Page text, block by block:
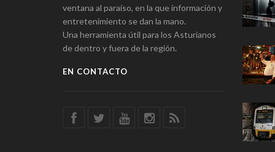
ventana al paraíso, en la que información y
entretenimiento se dan la mano.
Una herramienta útil para los Asturianos
de dentro y fuera de la región.
EN CONTACTO